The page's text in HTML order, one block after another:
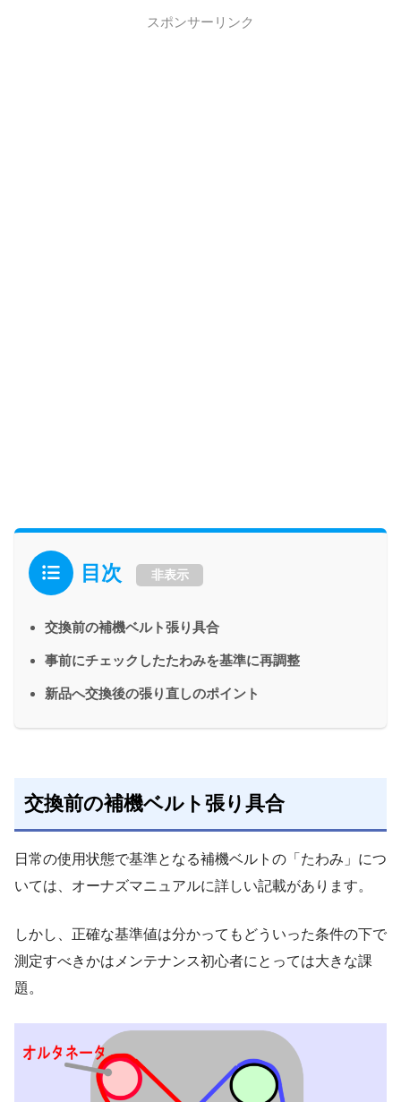
スポンサーリンク
目次 非表示
交換前の補機ベルト張り具合
事前にチェックしたたわみを基準に再調整
新品へ交換後の張り直しのポイント
交換前の補機ベルト張り具合
日常の使用状態で基準となる補機ベルトの「たわみ」につ
いては、オーナズマニュアルに詳しい記載があります。
しかし、正確な基準値は分かってもどういった条件の下で
測定すべきかはメンテナンス初心者にとっては大きな課
題。